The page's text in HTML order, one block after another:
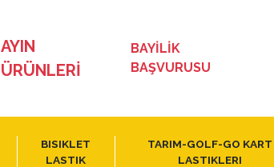
AYIN
ÜRÜNLERI
BAYİLİK
BAŞVURUSU
BISIKLET
LASTIK
TARIM-GOLF-GO KART
LASTIKLERI